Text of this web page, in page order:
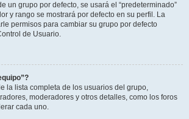
un grupo por defecto, se usará el “predeterminado”
y rango se mostrará por defecto en su perfil. La
permisos para cambiar su grupo por defecto
de Usuario.
la lista completa de los usuarios del grupo,
moderadores y otros detalles, como los foros
cada uno.